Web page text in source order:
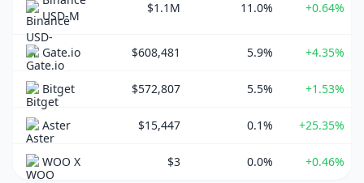
USD-M
$1.1M 11.0% +0.64%
Gate.io $608,481 5.9% +4.35%
Bitget $572,807 5.5% +1.53%
Aster $15,447 0.1% +25.35%
WOO X $3 0.0% +0.46%